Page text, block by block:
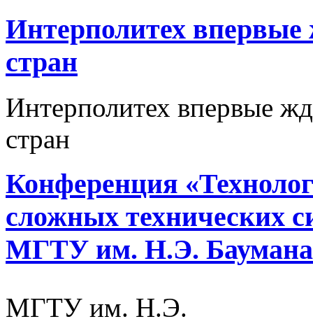
Интерполитех впервые
стран
Интерполитех впервые
стран
Конференция
сложных технических
МГТУ им. Н.Э. Баумана
МГТУ им. Н.Э.